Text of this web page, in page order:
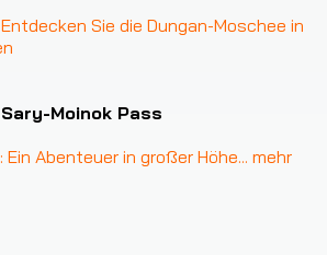
Sie die Dungan-Moschee in
Sary-Moinok Pass
Ein Abenteuer in großer Höhe... mehr